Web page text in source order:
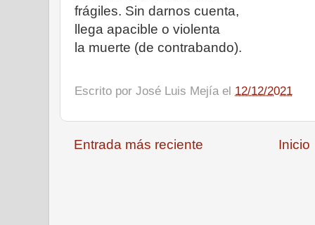
frágiles. Sin darnos cuenta,
llega apacible o violenta
la muerte (de contrabando).
Escrito por José Luis Mejía el 12/12/2021
Entrada más reciente Inicio